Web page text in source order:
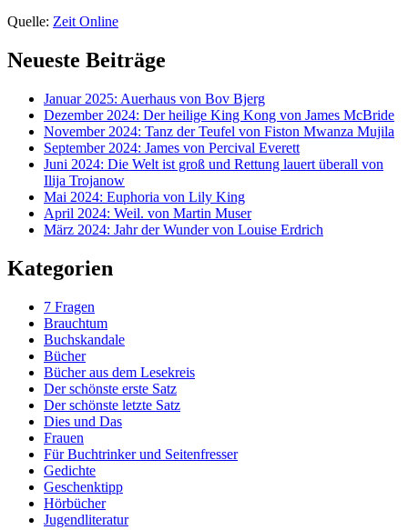
Quelle: Zeit Online
Neueste Beiträge
Januar 2025: Auerhaus von Bov Bjerg
Dezember 2024: Der heilige King Kong von James McBride
November 2024: Tanz der Teufel von Fiston Mwanza Mujila
September 2024: James von Percival Everett
Juni 2024: Die Welt ist groß und Rettung lauert überall von
Ilija Trojanow
Mai 2024: Euphoria von Lily King
April 2024: Weil. von Martin Muser
März 2024: Jahr der Wunder von Louise Erdrich
Kategorien
7 Fragen
Brauchtum
Buchskandale
Bücher
Bücher aus dem Lesekreis
Der schönste erste Satz
Der schönste letzte Satz
Dies und Das
Frauen
Für Buchtrinker und Seitenfresser
Gedichte
Geschenktipp
Hörbücher
Jugendliteratur